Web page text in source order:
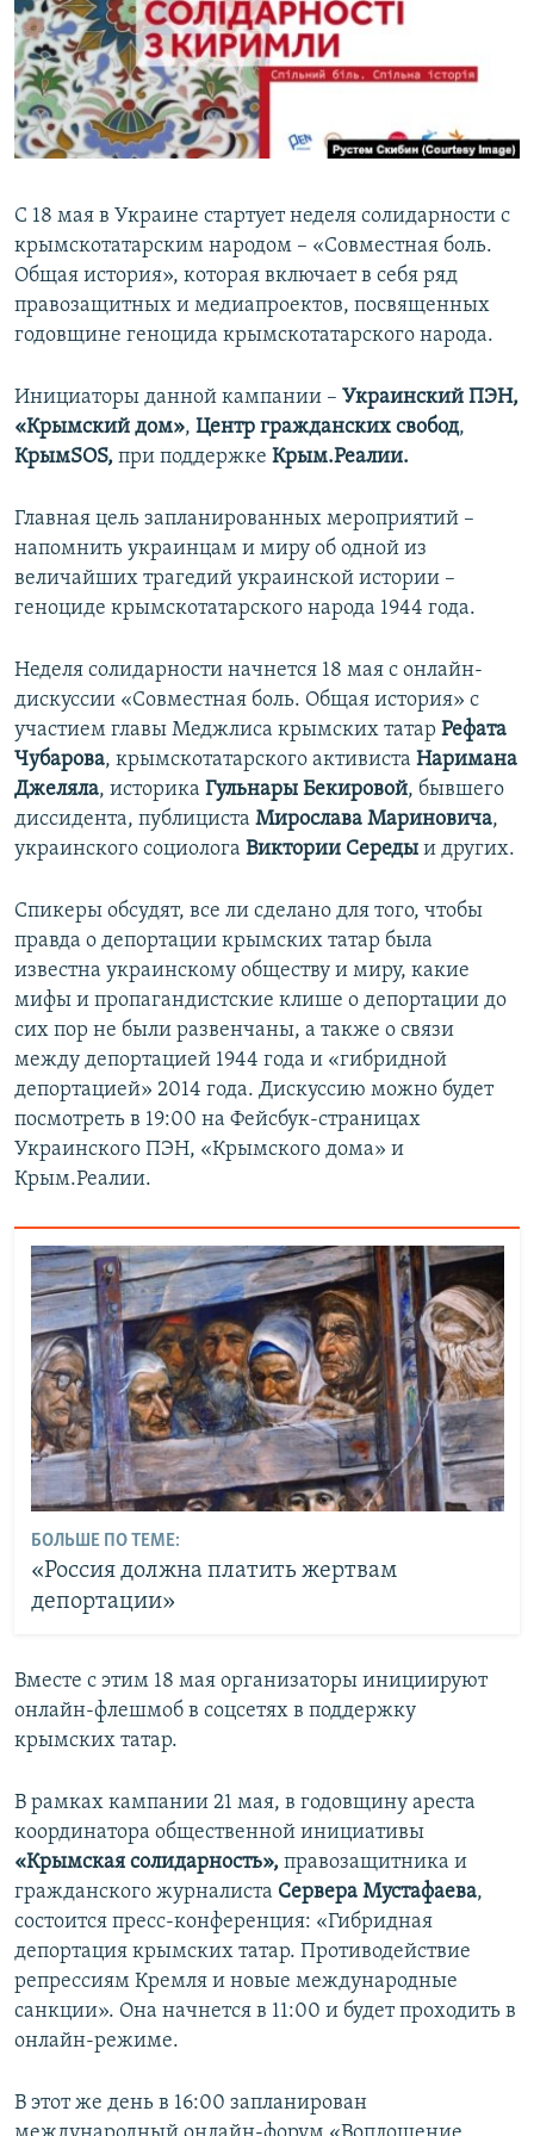
ПОБЕДИТЕЛЕЙ НЕ СУДЯТ?
КРЫМ.НЕПОКОРЕННЫЙ
ELIFBE
УКРАИНСКАЯ ПРОБЛЕМА КРЫМА
ПРИСОЕДИНЯЙТЕСЬ!
С 18 мая в Украине стартует неделя солидарности с
крымскотатарским народом – «Совместная боль.
Общая история», которая включает в себя ряд
правозащитных и медиапроектов, посвященных
годовщине геноцида крымскотатарского народа.
Инициаторы данной кампании – Украинский ПЭН,
«Крымский дом», Центр гражданских свобод,
КрымSOS, при поддержке Крым.Реалии.
Главная цель запланированных мероприятий –
напомнить украинцам и миру об одной из
величайших трагедий украинской истории –
геноциде крымскотатарского народа 1944 года.
Неделя солидарности начнется 18 мая с онлайн-
дискуссии «Совместная боль. Общая история» с
участием главы Меджлиса крымских татар Рефата
Чубарова, крымскотатарского активиста Наримана
Джеляла, историка Гульнары Бекировой, бывшего
диссидента, публициста Мирослава Мариновича,
украинского социолога Виктории Середы и других.
Спикеры обсудят, все ли сделано для того, чтобы
правда о депортации крымских татар была
известна украинскому обществу и миру, какие
мифы и пропагандистские клише о депортации до
сих пор не были развенчаны, а также о связи
между депортацией 1944 года и «гибридной
депортацией» 2014 года. Дискуссию можно будет
посмотреть в 19:00 на Фейсбук-страницах
Украинского ПЭН, «Крымского дома» и
Крым.Реалии.
БОЛЬШЕ ПО ТЕМЕ:
«Россия должна платить жертвам
депортации»
Вместе с этим 18 мая организаторы инициируют
онлайн-флешмоб в соцсетях в поддержку
крымских татар.
В рамках кампании 21 мая, в годовщину ареста
координатора общественной инициативы
«Крымская солидарность», правозащитника и
гражданского журналиста Сервера Мустафаева,
состоится пресс-конференция: «Гибридная
депортация крымских татар. Противодействие
репрессиям Кремля и новые международные
санкции». Она начнется в 11:00 и будет проходить в
онлайн-режиме.
В этот же день в 16:00 запланирован